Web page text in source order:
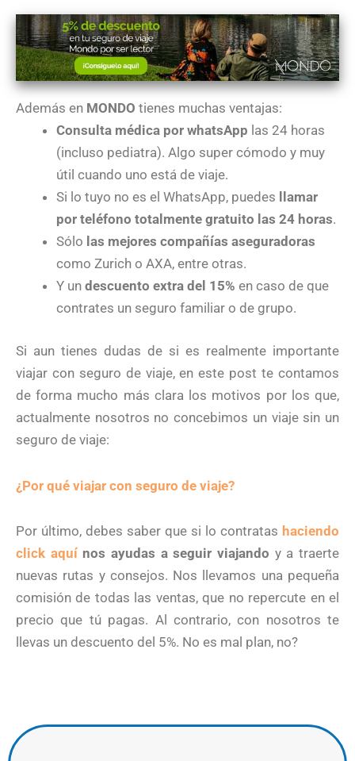
Además en MONDO tienes muchas ventajas:
Consulta médica por whatsApp las 24 horas
(incluso pediatra). Algo super cómodo y muy
útil cuando uno está de viaje.
Si lo tuyo no es el WhatsApp, puedes
llamar
por teléfono totalmente gratuito las 24 horas.
Sólo las mejores compañías aseguradoras
como Zurich o AXA, entre otras.
Y un descuento extra del 15% en caso de que
contrates un seguro familiar o de grupo.
Si aun tienes dudas de si es realmente importante
viajar con seguro de viaje, en este post te contamos
de forma mucho más clara los motivos por los que,
actualmente nosotros no concebimos un viaje sin un
seguro de viaje:
¿Por qué viajar con seguro de viaje?
Por último, debes saber que si lo contratas haciendo
click aquí nos ayudas a seguir viajando y a traerte
nuevas rutas y consejos. Nos llevamos una pequeña
comisión de todas las ventas, que no repercute en el
precio que tú pagas. Al contrario, con nosotros te
llevas un descuento del 5%. No es mal plan, no?